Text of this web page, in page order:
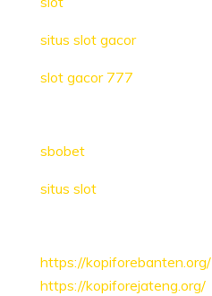
situs slot gacor
slot gacor 777
sbobet
situs slot
https://kopiforebanten.org/
https://kopiforejateng.org/